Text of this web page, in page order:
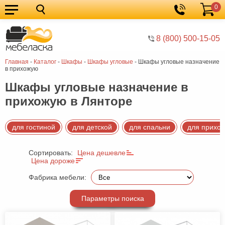
8 (800) 500-15-05
Корзина
0
Главная - Каталог - Шкафы - Шкафы угловые - Шкафы угловые назначение
в прихожую
Кухонные
гарнитуры
Мебель
для
кухни
Мебель
для
спальни
Кровати
Шкафы
Диваны
Мягкая
мебель
Детская
мебель
Мебель
Шкафы угловые назначение в
прихожую в Лянторе
для гостиной для детской для спальни для
Сортировать:
Цена дешевле
Цена дороже
Фабрика мебели:
Параметры поиска